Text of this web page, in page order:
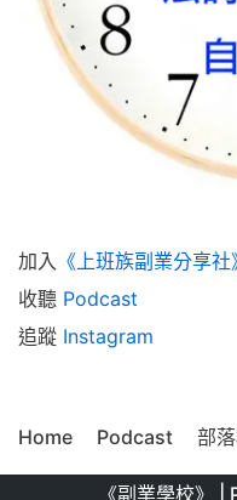
加入 《上班族副業分享社
收聽 Podcast
追蹤 Instagram
Home Podcast 部
《副業學校》 |